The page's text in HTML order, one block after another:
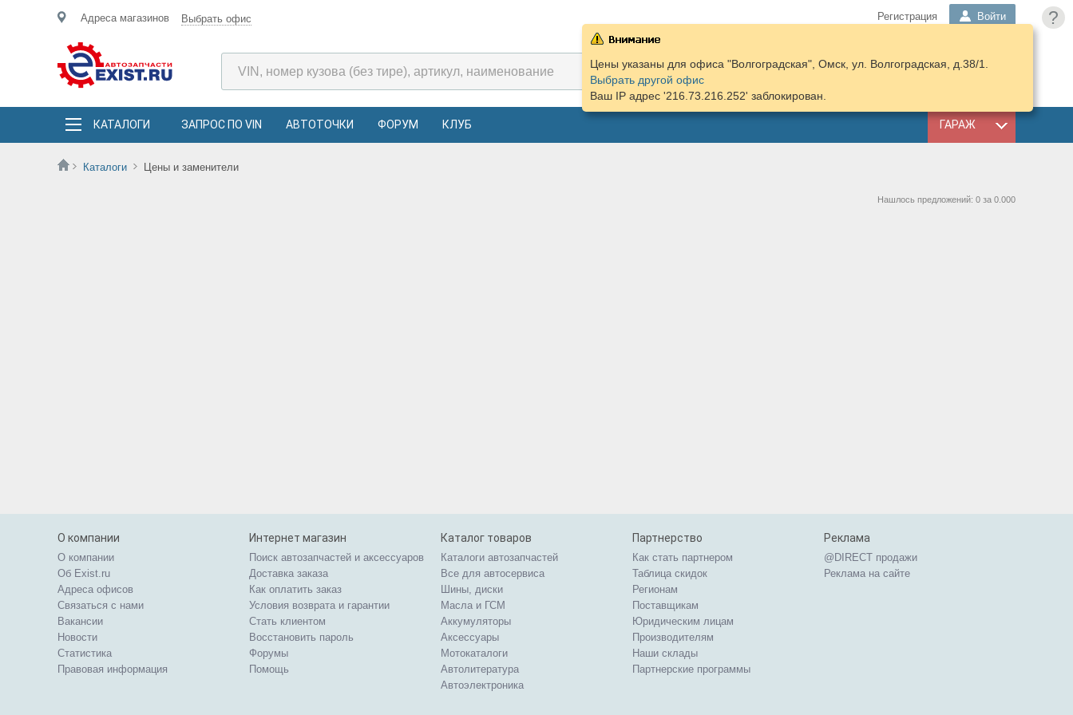
?
Адреса магазинов Выбрать офис Регистрация Войти
КОРЗИНА
ПОДОБРАТЬ
КАТАЛОГИ ЗАПРОС ПО VIN АВТОТОЧКИ ФОРУМ КЛУБ ГАРАЖ
Каталоги Цены и заменители
Цены указаны для офиса "Волгоградская", Омск, ул. Волгоградская, д.38/1.
Выбрать другой офис
Ваш IP адрес '216.73.216.252' заблокирован.
Нашлось предложений: 0 за 0.000
О компании
О компании
Об Exist.ru
Адреса офисов
Связаться с нами
Вакансии
Новости
Статистика
Правовая информация
Интернет магазин
Поиск автозапчастей и аксессуаров
Доставка заказа
Как оплатить заказ
Условия возврата и гарантии
Стать клиентом
Восстановить пароль
Форумы
Помощь
Каталог товаров
Каталоги автозапчастей
Все для автосервиса
Шины, диски
Масла и ГСМ
Аккумуляторы
Аксессуары
Мотокаталоги
Автолитература
Автоэлектроника
Партнерство
Как стать партнером
Таблица скидок
Регионам
Поставщикам
Юридическим лицам
Производителям
Наши склады
Партнерские программы
Реклама
@DIRECT продажи
Реклама на сайте